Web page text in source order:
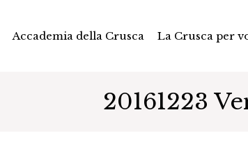
Accademia della Crusca La Crusca per
20161223